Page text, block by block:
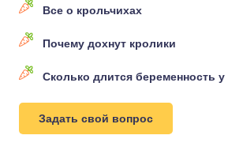
Все о крольчихах
Почему дохнут кролики
Сколько длится беременность у
Задать свой вопрос